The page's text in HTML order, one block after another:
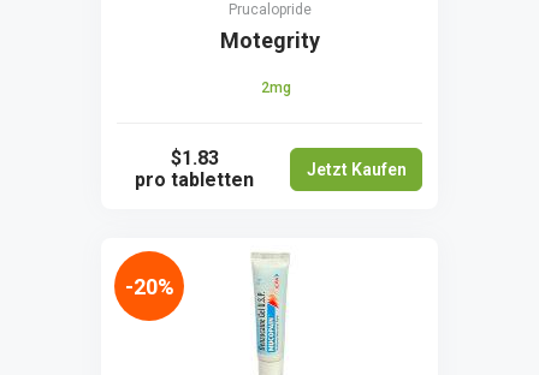
Prucalopride
Motegrity
2mg
$1.83
pro tabletten
Jetzt Kaufen
-20%